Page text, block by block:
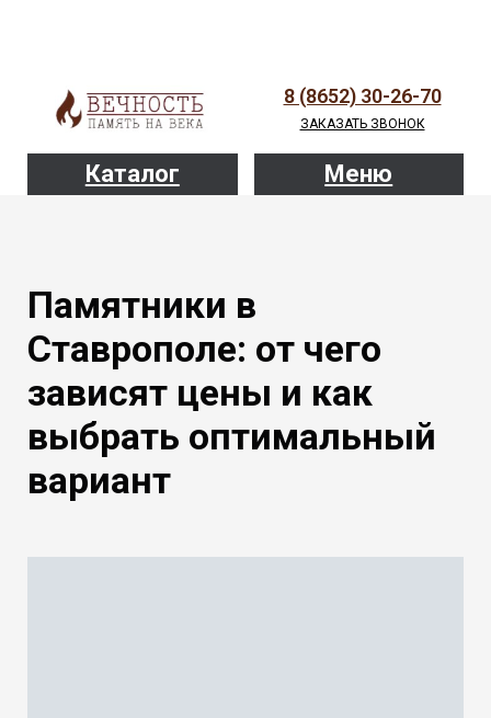
8 (8652) 30-26-70
ЗАКАЗАТЬ ЗВОНОК
Каталог Меню
Памятники в
Ставрополе: от чего
зависят цены и как
выбрать оптимальный
вариант